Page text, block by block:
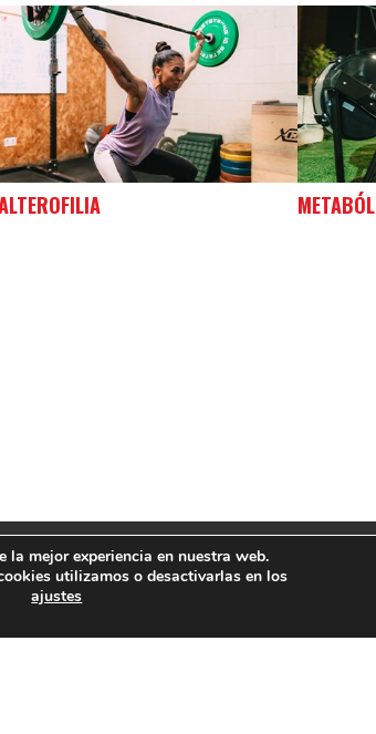
EntrenamientosContactoBlog | Noticias
mejor experiencia en nuestra web.
utilizamos o desactivarlas en los
ajustes